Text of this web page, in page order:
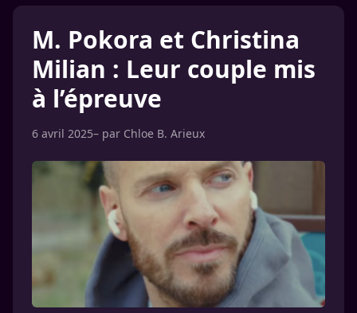
M. Pokora et Christina
Milian : Leur couple mis
à l’épreuve
6 avril 2025– par Chloe B. Arieux